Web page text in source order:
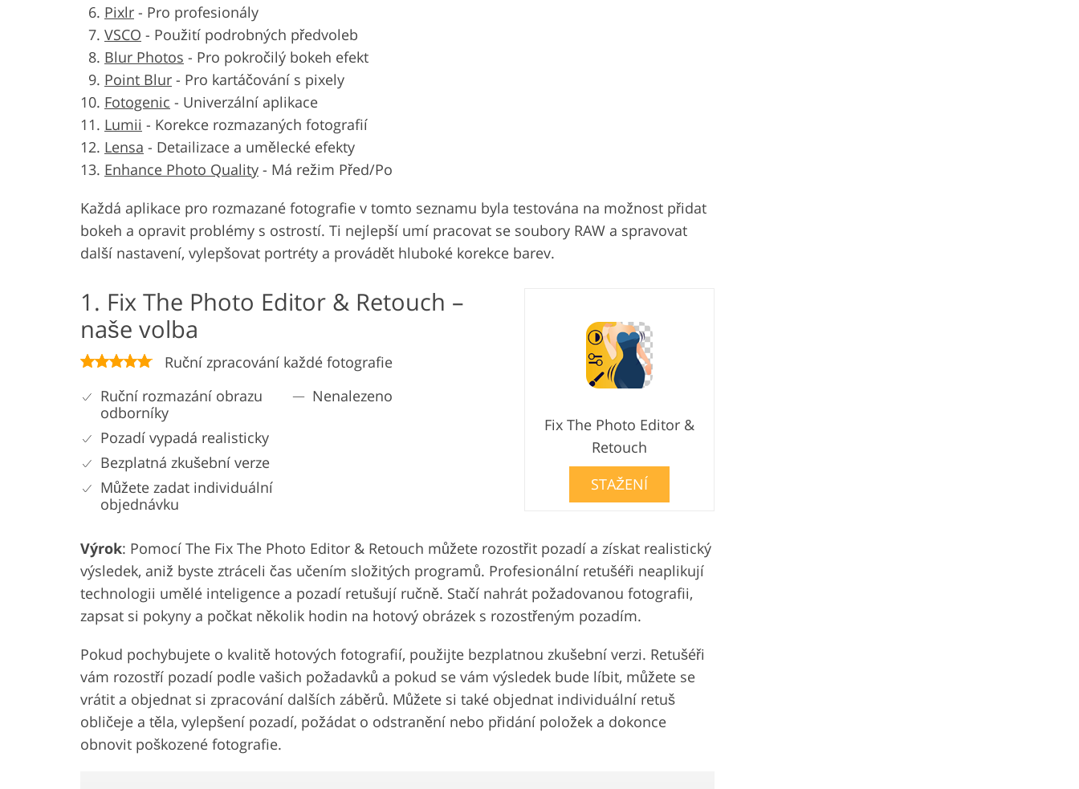
Pixlr - Pro profesionály
VSCO - Použití podrobných předvoleb
Blur Photos - Pro pokročilý bokeh efekt
Point Blur - Pro kartáčování s pixely
Fotogenic - Univerzální aplikace
Lumii - Korekce rozmazaných fotografií
Lensa - Detailizace a umělecké efekty
Enhance Photo Quality - Má režim Před/Po
Každá aplikace pro rozmazané fotografie v tomto seznamu byla testována na možnost přidat
bokeh a opravit problémy s ostrostí. Ti nejlepší umí pracovat se soubory RAW a spravovat
další nastavení, vylepšovat portréty a provádět hluboké korekce barev.
1. Fix The Photo Editor & Retouch –
naše volba
Ruční zpracování každé fotografie
Ruční rozmazání obrazu
odborníky
Pozadí vypadá realisticky
Bezplatná zkušební verze
Můžete zadat individuální
objednávku
Nenalezeno
Fix The Photo Editor &
Retouch
STAŽENÍ
Výrok: Pomocí The Fix The Photo Editor & Retouch můžete rozostřit pozadí a získat realistický
výsledek, aniž byste ztráceli čas učením složitých programů. Profesionální retušéři neaplikují
technologii umělé inteligence a pozadí retušují ručně. Stačí nahrát požadovanou fotografii,
zapsat si pokyny a počkat několik hodin na hotový obrázek s rozostřeným pozadím.
Pokud pochybujete o kvalitě hotových fotografií, použijte bezplatnou zkušební verzi. Retušéři
vám rozostří pozadí podle vašich požadavků a pokud se vám výsledek bude líbit, můžete se
vrátit a objednat si zpracování dalších záběrů. Můžete si také objednat individuální retuš
obličeje a těla, vylepšení pozadí, požádat o odstranění nebo přidání položek a dokonce
obnovit poškozené fotografie.